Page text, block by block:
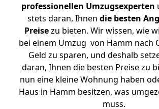
professionellen Umzugsexperten
stets daran, Ihnen die besten
Preisezu bieten. Wir wissen, wie
bei einem Umzug von Hamm nach
Geld zu sparen, und deshalb
daran, Ihnen die besten Preise zu
nun eine kleine Wohnung haben
Haus in Hamm besitzen, was
muss.